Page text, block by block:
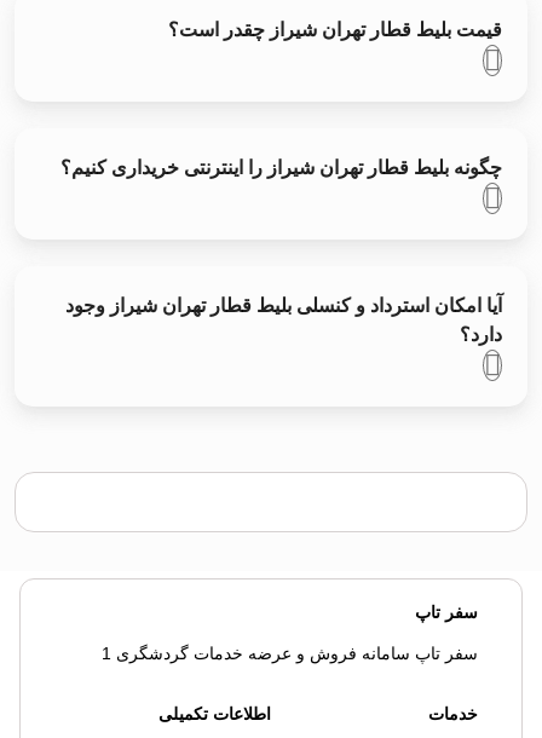
قیمت بلیط قطار تهران شيراز چقدر است؟
چگونه بلیط قطار تهران شيراز را اینترنتی خریداری کنیم؟
آیا امکان استرداد و کنسلی بلیط قطار تهران شيراز وجود
دارد؟
سفر تاپ
سفر تاپ سامانه فروش و عرضه خدمات گردشگری 1
خدمات اطلاعات تکمیلی